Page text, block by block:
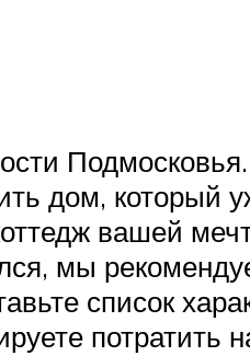
дом, который
вашей
мы
список
потратить